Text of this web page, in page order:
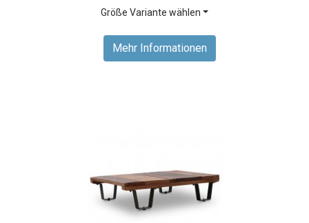
Größe Variante wählen
Mehr Informationen